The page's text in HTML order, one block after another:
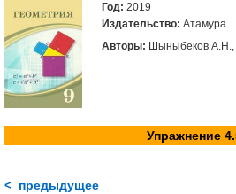
Год: 2019
Издательство: Атамура
Авторы: Шыныбеков
Упражнение
< предыдущее